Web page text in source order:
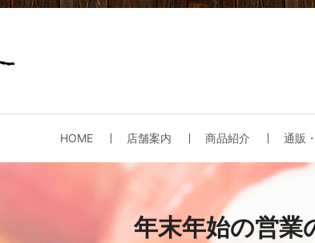
HOME 店舗案内 商品紹介 通販
年末年始の営業